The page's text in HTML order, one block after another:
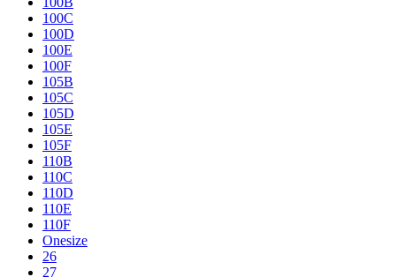
100C
100D
100E
100F
105B
105C
105D
105E
105F
110B
110C
110D
110E
110F
Onesize
26
27